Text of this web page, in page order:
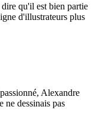
qu'il est bien partie
d'illustrateurs plus
Alexandre
ne dessinais pas